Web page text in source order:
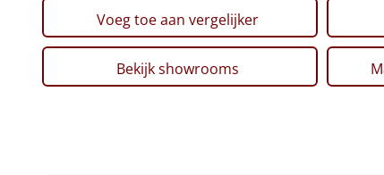
Voeg toe aan vergelijker
Bekijk showrooms